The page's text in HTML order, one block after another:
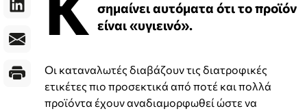
σημαίνει αυτόματα ότι το προϊόν
είναι «υγιεινό».
Οι καταναλωτές διαβάζουν τις διατροφικές
ετικέτες πιο προσεκτικά από ποτέ και πολλά
προϊόντα έχουν αναδιαμορφωθεί ώστε να